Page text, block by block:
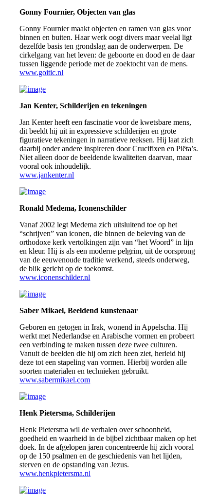
Gonny Fournier, Objecten van glas
Gonny Fournier maakt objecten en ramen van glas voor
binnen en buiten. Haar werk oogt divers maar veelal ligt
dezelfde basis ten grondslag aan de onderwerpen. De
cirkelgang van het leven: de geboorte en dood en de daar
tussen liggende periode met de zoektocht van de mens.
www.goitic.nl
Jan Kenter, Schilderijen en tekeningen
Jan Kenter heeft een fascinatie voor de kwetsbare mens,
dit beeldt hij uit in expressieve schilderijen en grote
figuratieve tekeningen in narratieve reeksen. Hij laat zich
daarbij onder andere inspireren door Crucifixen en Piëta’s.
Niet alleen door de beeldende kwaliteiten daarvan, maar
vooral ook inhoudelijk.
www.jankenter.nl
Ronald Medema, Iconenschilder
Vanaf 2002 legt Medema zich uitsluitend toe op het
“schrijven” van iconen, die binnen de beleving van de
orthodoxe kerk vertolkingen zijn van “het Woord” in lijn
en kleur. Hij is als een moderne pelgrim, uit de oorsprong
van de eeuwenoude traditie werkend, steeds onderweg,
de blik gericht op de toekomst.
www.iconenschilder.nl
Saber Mikael, Beeldend kunstenaar
Geboren en getogen in Irak, wonend in Appelscha. Hij
werkt met Nederlandse en Arabische vormen en probeert
een verbinding te maken tussen deze twee culturen.
Vanuit de beelden die hij om zich heen ziet, herleid hij
deze tot een stapeling van vormen. Hierbij worden alle
soorten materialen en technieken gebruikt.
www.sabermikael.com
Henk Pietersma, Schilderijen
Henk Pietersma wil de verhalen over schoonheid,
goedheid en waarheid in de bijbel zichtbaar maken op het
doek. In de afgelopen jaren concentreerde hij zich vooral
op de 150 psalmen en de geschiedenis van het lijden,
sterven en de opstanding van Jezus.
www.henkpietersma.nl